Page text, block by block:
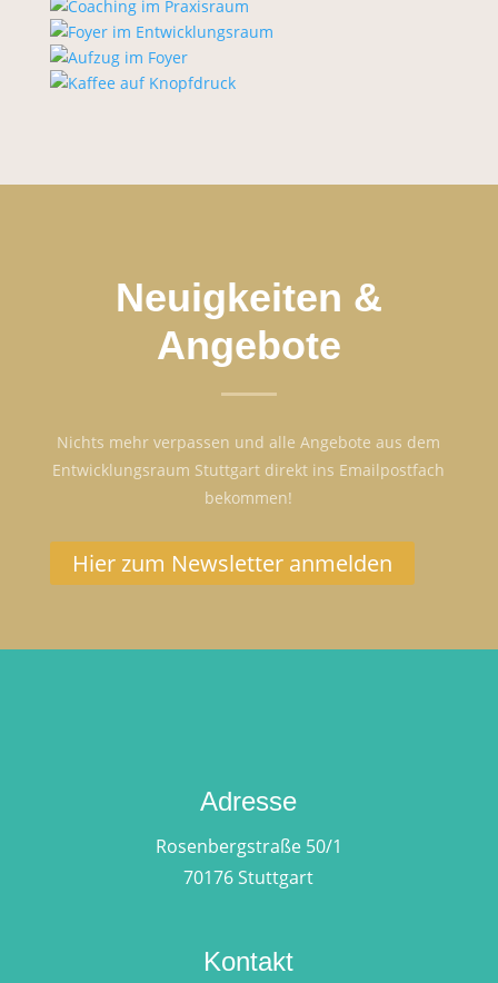
Neuigkeiten &
Angebote
Nichts mehr verpassen und alle Angebote aus dem
Entwicklungsraum Stuttgart direkt ins Emailpostfach
bekommen!
Hier zum Newsletter anmelden
Adresse
Rosenbergstraße 50/1
70176 Stuttgart
Kontakt